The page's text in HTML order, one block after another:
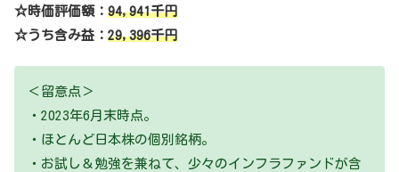
☆時価評価額： 94,941千円
☆うち含み益： 29,396千円
＜留意点＞
・2023年6月末時点。
・ほとんど日本株の個別銘柄。
・お試し＆勉強を兼ねて、少々のインフラファンドが含